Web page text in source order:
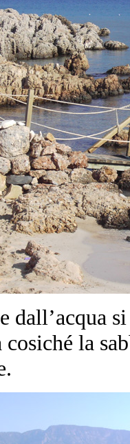
dall’acqua
la